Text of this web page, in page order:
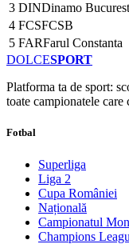
3 DINDinamo
4 FCSFCSB
5 FARFarul Constanta
DOLCESPORT
Platforma ta de sport:
toate campionatele care
Fotbal
Superliga
Liga 2
Cupa României
Națională
Campionatul
Champions